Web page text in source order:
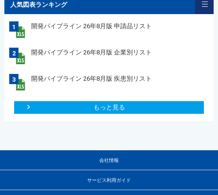
人気図表ランキング
1 開発パイプライン 26年8月版 申請品リスト
2 開発パイプライン 26年8月版 企業別リスト
3 開発パイプライン 26年8月版 疾患別リスト
もっと見る
会社情報
サービス利用ガイド